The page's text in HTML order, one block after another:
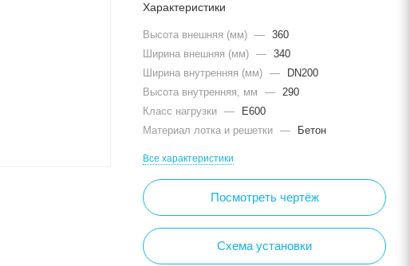
Характеристики
Высота внешняя (мм) — 360
Ширина внешняя (мм) — 340
Ширина внутренняя (мм) —
DN200
Высота внутренняя, мм
— 290
Класс нагрузки —
E600
Материал лотка и решетки — Бетон
Все характеристики
Посмотреть чертёж
Схема установки